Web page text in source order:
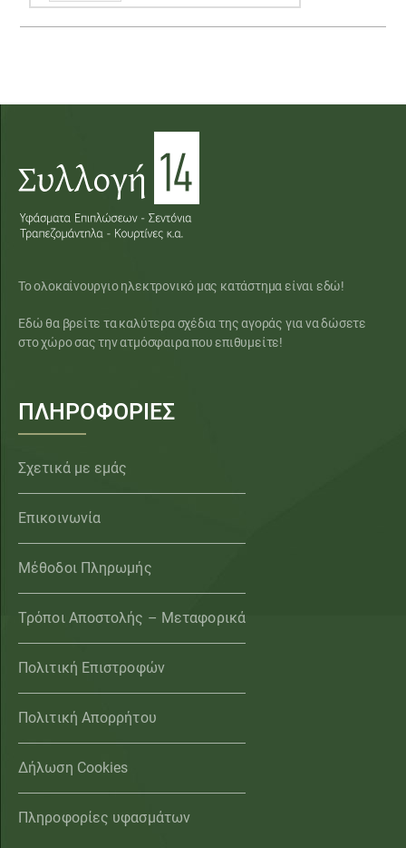
Το ολοκαίνουργιο ηλεκτρονικό μας κατάστημα είναι εδώ!
Εδώ θα βρείτε τα καλύτερα σχέδια της αγοράς για να δώσετε
στο χώρο σας την ατμόσφαιρα που επιθυμείτε!
ΠΛΗΡΟΦΟΡΙΕΣ
Σχετικά με εμάς
Επικοινωνία
Μέθοδοι Πληρωμής
Τρόποι Αποστολής – Μεταφορικά
Πολιτική Επιστροφών
Πολιτική Απορρήτου
Δήλωση Cookies
Πληροφορίες υφασμάτων